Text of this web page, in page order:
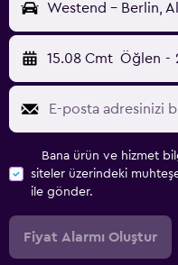
Westend - Berlin,
15.08 Cmt Öğlen -
Bana ürün ve hizmet
siteler üzerindeki
ile gönder.
Fiyat Alarmı Oluştur